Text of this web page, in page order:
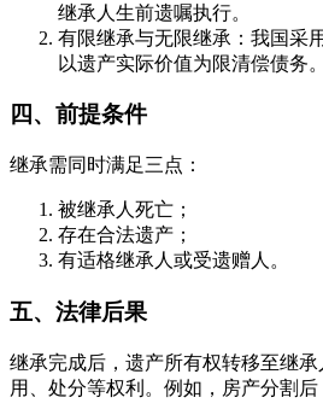
继承人生前遗嘱执行。
有限继承与无限继承：我国采
以遗产实际价值为限清偿债务。
四、前提条件
继承需同时满足三点：
被继承人死亡；
存在合法遗产；
有适格继承人或受遗赠人。
五、法律后果
继承完成后，遗产所有权转移至继
用、处分等权利。例如，房产分割后